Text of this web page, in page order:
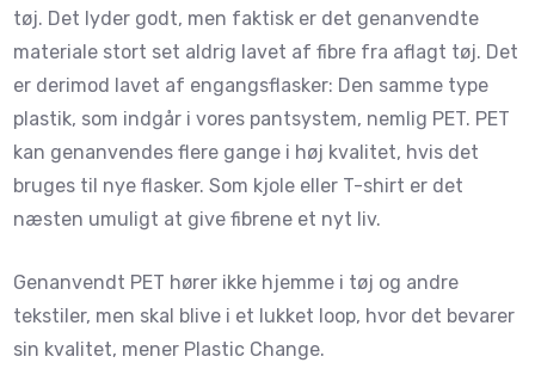
tøj. Det lyder godt, men faktisk er det genanvendte
materiale stort set aldrig lavet af fibre fra aflagt tøj. Det
er derimod lavet af engangsflasker: Den samme type
plastik, som indgår i vores pantsystem, nemlig PET. PET
kan genanvendes flere gange i høj kvalitet, hvis det
bruges til nye flasker. Som kjole eller T-shirt er det
næsten umuligt at give fibrene et nyt liv.
Genanvendt PET hører ikke hjemme i tøj og andre
tekstiler, men skal blive i et lukket loop, hvor det bevarer
sin kvalitet, mener Plastic Change.